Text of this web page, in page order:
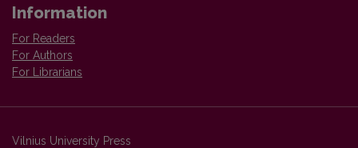
Information
For Readers
For Authors
For Librarians
Vilnius University Press